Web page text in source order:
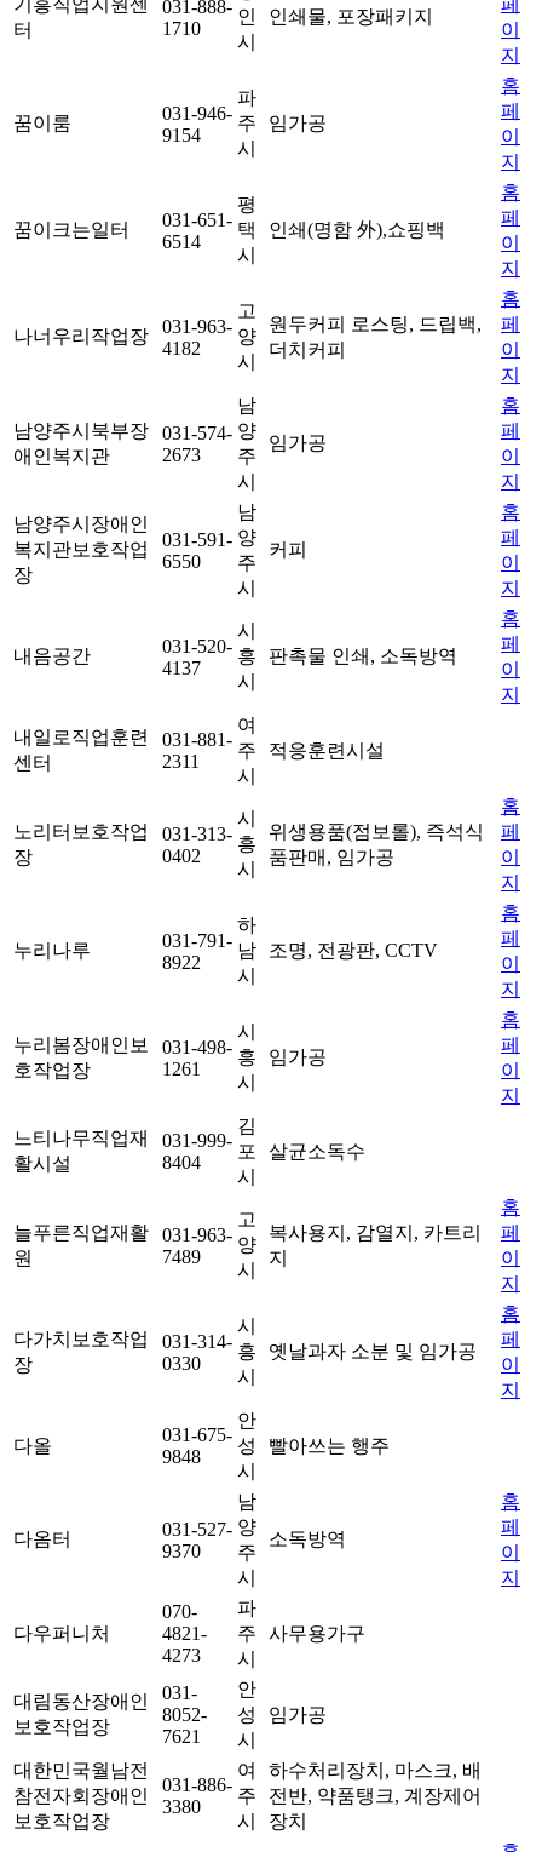
터
031-888-
1710
인
시
인쇄물, 포장패키지
이
지
꿈이룸
031-946-
9154
파
주
시
임가공
홈
페
이
지
꿈이크는일터
031-651-
6514
평
택
시
인쇄(명함 外),쇼핑백
홈
페
이
지
나너우리작업장
031-963-
4182
고
양
시
원두커피 로스팅, 드립백,
더치커피
홈
페
이
지
남양주시북부장
애인복지관
031-574-
2673
남
양
주
시
임가공
홈
페
이
지
남양주시장애인
복지관보호작업
장
031-591-
6550
남
양
주
시
커피
홈
페
이
지
내음공간
031-520-
4137
시
흥
시
판촉물 인쇄, 소독방역
홈
페
이
지
내일로직업훈련
센터
031-881-
2311
여
주
시
적응훈련시설
노리터보호작업
장
031-313-
0402
시
흥
시
위생용품(점보롤), 즉석식
품판매, 임가공
홈
페
이
지
누리나루
031-791-
8922
하
남
시
조명, 전광판, CCTV
홈
페
이
지
누리봄장애인보
호작업장
031-498-
1261
시
흥
시
임가공
홈
페
이
지
느티나무직업재
활시설
031-999-
8404
김
포
시
살균소독수
늘푸른직업재활
원
031-963-
7489
고
양
시
복사용지, 감열지, 카트리
지
홈
페
이
지
다가치보호작업
장
031-314-
0330
시
흥
시
옛날과자 소분 및 임가공
홈
페
이
지
다올
031-675-
9848
안
성
시
빨아쓰는 행주
다옴터
031-527-
9370
남
양
주
시
소독방역
홈
페
이
지
다우퍼니처
070-
4821-
4273
파
주
시
사무용가구
대림동산장애인
보호작업장
031-
8052-
7621
안
성
시
임가공
대한민국월남전
참전자회장애인
보호작업장
031-886-
3380
여
주
시
하수처리장치, 마스크, 배
전반, 약품탱크, 계장제어
장치